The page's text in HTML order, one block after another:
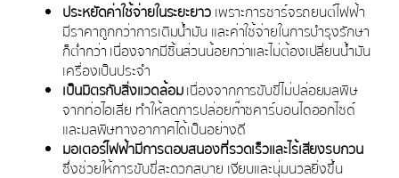
ประหยัดค่าใช้จ่ายในระยะยาวเพราะการชาร์จรถยนต์ไฟฟ้า
มีราคาถูกกว่าการเติมน้ำมัน และค่าใช้จ่ายในการบำรุงรักษา
ก็ต่ำกว่า เนื่องจากมีชิ้นส่วนน้อยกว่าและไม่ต้องเปลี่ยนน้ำมัน
เครื่องเป็นประจำ
เป็นมิตรกับสิ่งแวดล้อมเนื่องจากการขับขี่ไม่ปล่อยมลพิษ
จากท่อไอเสีย ทำให้ลดการปล่อยก๊าซคาร์บอนไดออกไซด์
และมลพิษทางอากาศได้เป็นอย่างดี
มอเตอร์ไฟฟ้ามีการตอบสนองที่รวดเร็วและไร้เสียงรบกวน
ซึ่งช่วยให้การขับขี่สะดวกสบาย เงียบและนุ่มนวลยิ่งขึ้น